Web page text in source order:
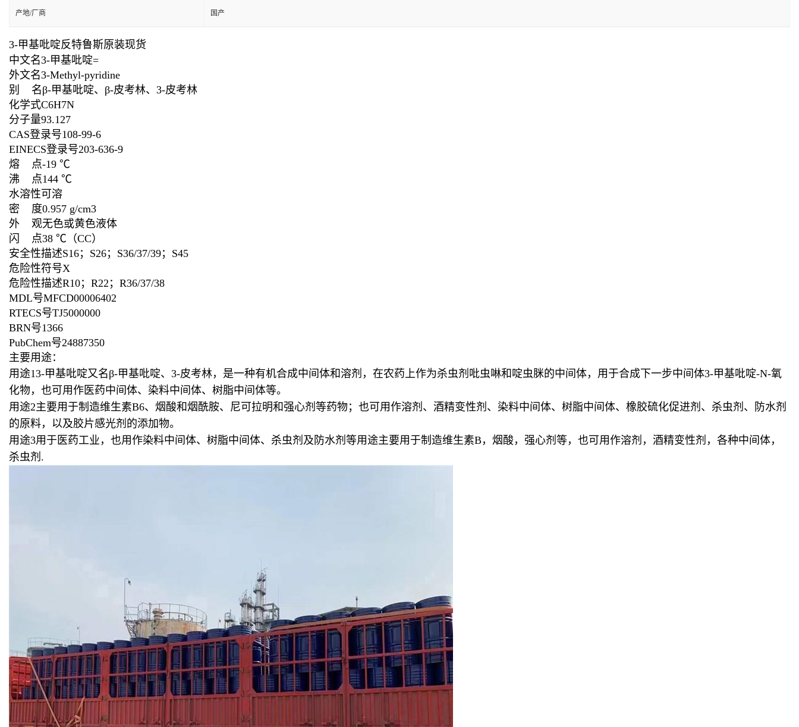
产地/厂商 国产
3-甲基吡啶反特鲁斯原装现货
中文名3-甲基吡啶=
外文名3-Methyl-pyridine
别 名β-甲基吡啶、 β-皮考林、 3-皮考林
化学式C6H7N
分子量93.127
CAS登录号108-99-6
EINECS登录号203-636-9
熔 点-19 ℃
沸 点144 ℃
水溶性可溶
密 度0.957 g/cm3
外 观无色或黄色液体
闪 点38 ℃ （CC）
安全性描述S16；S26；S36/37/39；S45
危险性符号X
危险性描述R10；R22；R36/37/38
MDL号MFCD00006402
RTECS号TJ5000000
BRN号1366
PubChem号24887350
主要用途：
用途13-甲基吡啶又名β-甲基吡啶、3-皮考林，是一种有机合成中间体和溶剂，在农药上作为杀虫剂吡虫啉和啶虫脒的中间体，用于合成下一步中间体3-甲基吡啶-N-氧
化物，也可用作医药中间体、染料中间体、树脂中间体等。
用途2主要用于制造维生素B6、烟酸和烟酰胺、尼可拉明和强心剂等药物；也可用作溶剂、酒精变性剂、染料中间体、树脂中间体、橡胶硫化促进剂、杀虫剂、防水剂
的原料，以及胶片感光剂的添加物。
用途3用于医药工业，也用作染料中间体、树脂中间体、杀虫剂及防水剂等用途主要用于制造维生素B，烟酸，强心剂等，也可用作溶剂，酒精变性剂，各种中间体，
杀虫剂 .